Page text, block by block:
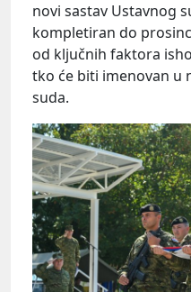
novi sastav Ustavnog
kompletiran do
od ključnih faktora
tko će biti imenovan u
suda.